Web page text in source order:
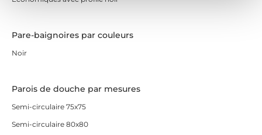
Pare-baignoires par couleurs
Noir
Parois de douche par mesures
Semi-circulaire 75x75
Semi-circulaire 80x80